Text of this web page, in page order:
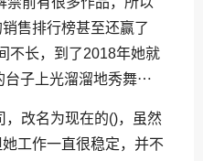
售排行榜甚至还赢了
不长，到了2018年她就
台子上光溜溜地秀舞⋯
，改名为现在的()，虽然
工作一直很稳定，并不